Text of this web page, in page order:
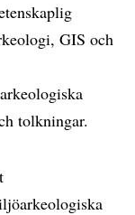
GIS och
tolkningar.